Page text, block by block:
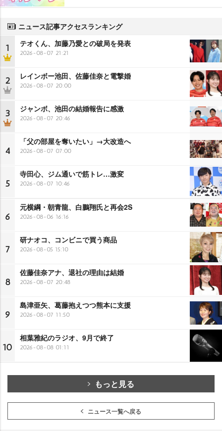
ニュース記事アクセスランキング
1 テオくん、加藤乃愛との破局を発表
2026-08-07 21:21
2 レインボー池田、佐藤佳奈と電撃婚
2026-08-07 20:00
3 ジャンボ、池田の結婚報告に感激
2026-08-07 20:46
4
「父の部屋を奪いたい」→大改造へ
2026-08-07 07:00
5
寺田心、ジム通いで筋トレ…激変
2026-08-07 10:46
6
元横綱・朝青龍、白鵬翔氏と再会2S
2026-08-06 16:16
7
研ナオコ、コンビニで買う商品
2026-08-05 15:10
8
佐藤佳奈アナ、退社の理由は結婚
2026-08-07 20:48
9
島津亜矢、葛藤抱えつつ熊本に支援
2026-08-07 11:50
10
相葉雅紀のラジオ、9月で終了
2026-08-08 01:11
もっと見る
ニュース一覧へ戻る